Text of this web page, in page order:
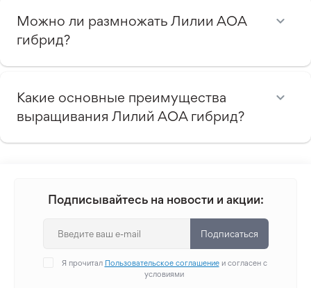
Можно ли размножать Лилии АОА
гибрид?
Какие основные преимущества
выращивания Лилий АОА гибрид?
Подписывайтесь на новости и акции:
Подписаться
Я прочитал Пользовательское соглашениеи согласен с
условиями